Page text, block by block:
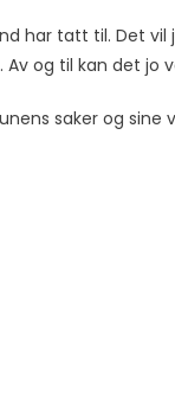
har tatt til. Det
Av og til kan det jo
saker og